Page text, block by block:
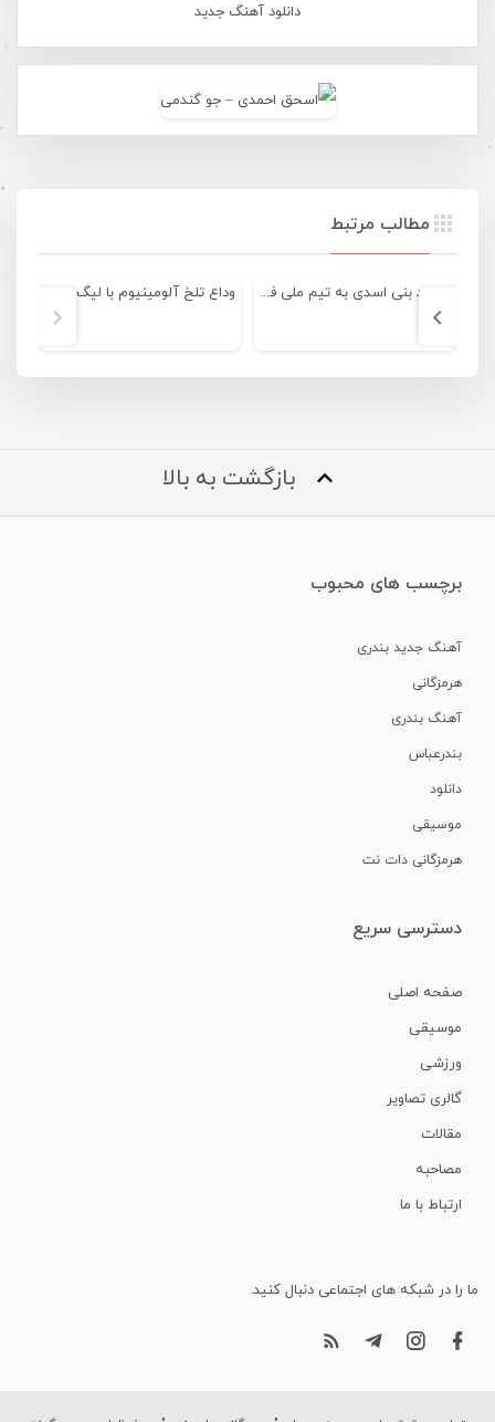
دانلود آهنگ جدید
مطالب مرتبط
محمد بنی اسدی به تیم ملی فوتسال کشور دعوت شد
بازگشت به بالا
برچسب های محبوب
آهنگ جدید بندری
هرمزگانی
آهنگ بندری
بندرعباس
دانلود
موسیقی
هرمزگانی دات نت
دسترسی سریع
صفحه اصلی
موسیقی
ورزشی
گالری تصاویر
مقالات
مصاحبه
ارتباط با ما
ما را در شبکه های اجتماعی دنبال کنید.